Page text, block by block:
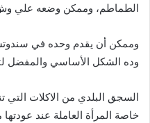
الطماطم، وممكن وضعه علي وش
وممكن أن يقدم وحده في
وده الشكل الأساسي والمفضل
السجق البلدي من الاكلات التي
خاصة المرأة العاملة عند